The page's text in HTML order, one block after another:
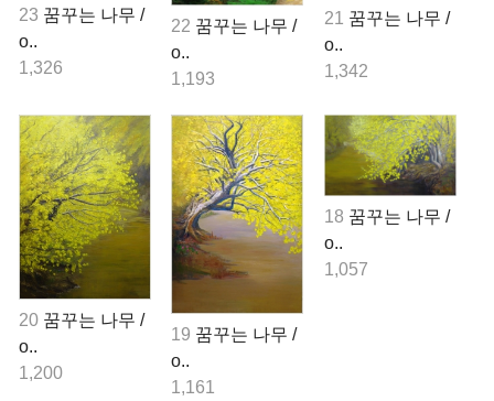
23 꿈꾸는 나무 /
o..
1,326
22 꿈꾸는 나무 /
o..
1,193
21 꿈꾸는 나무 /
o..
1,342
20 꿈꾸는 나무 /
o..
1,200
19 꿈꾸는 나무 /
o..
1,161
18 꿈꾸는 나무 /
o..
1,057